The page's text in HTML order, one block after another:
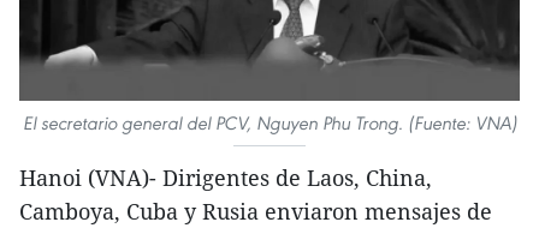
El secretario general del PCV, Nguyen Phu Trong. (Fuente: VNA)
Hanoi (VNA)- Dirigentes de Laos, China,
Camboya, Cuba y Rusia enviaron mensajes de